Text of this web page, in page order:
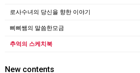
로사수녀의 당신을 향한 이야기
삐삐쌤의 말씀한모금
추억의 스케치북
New contents